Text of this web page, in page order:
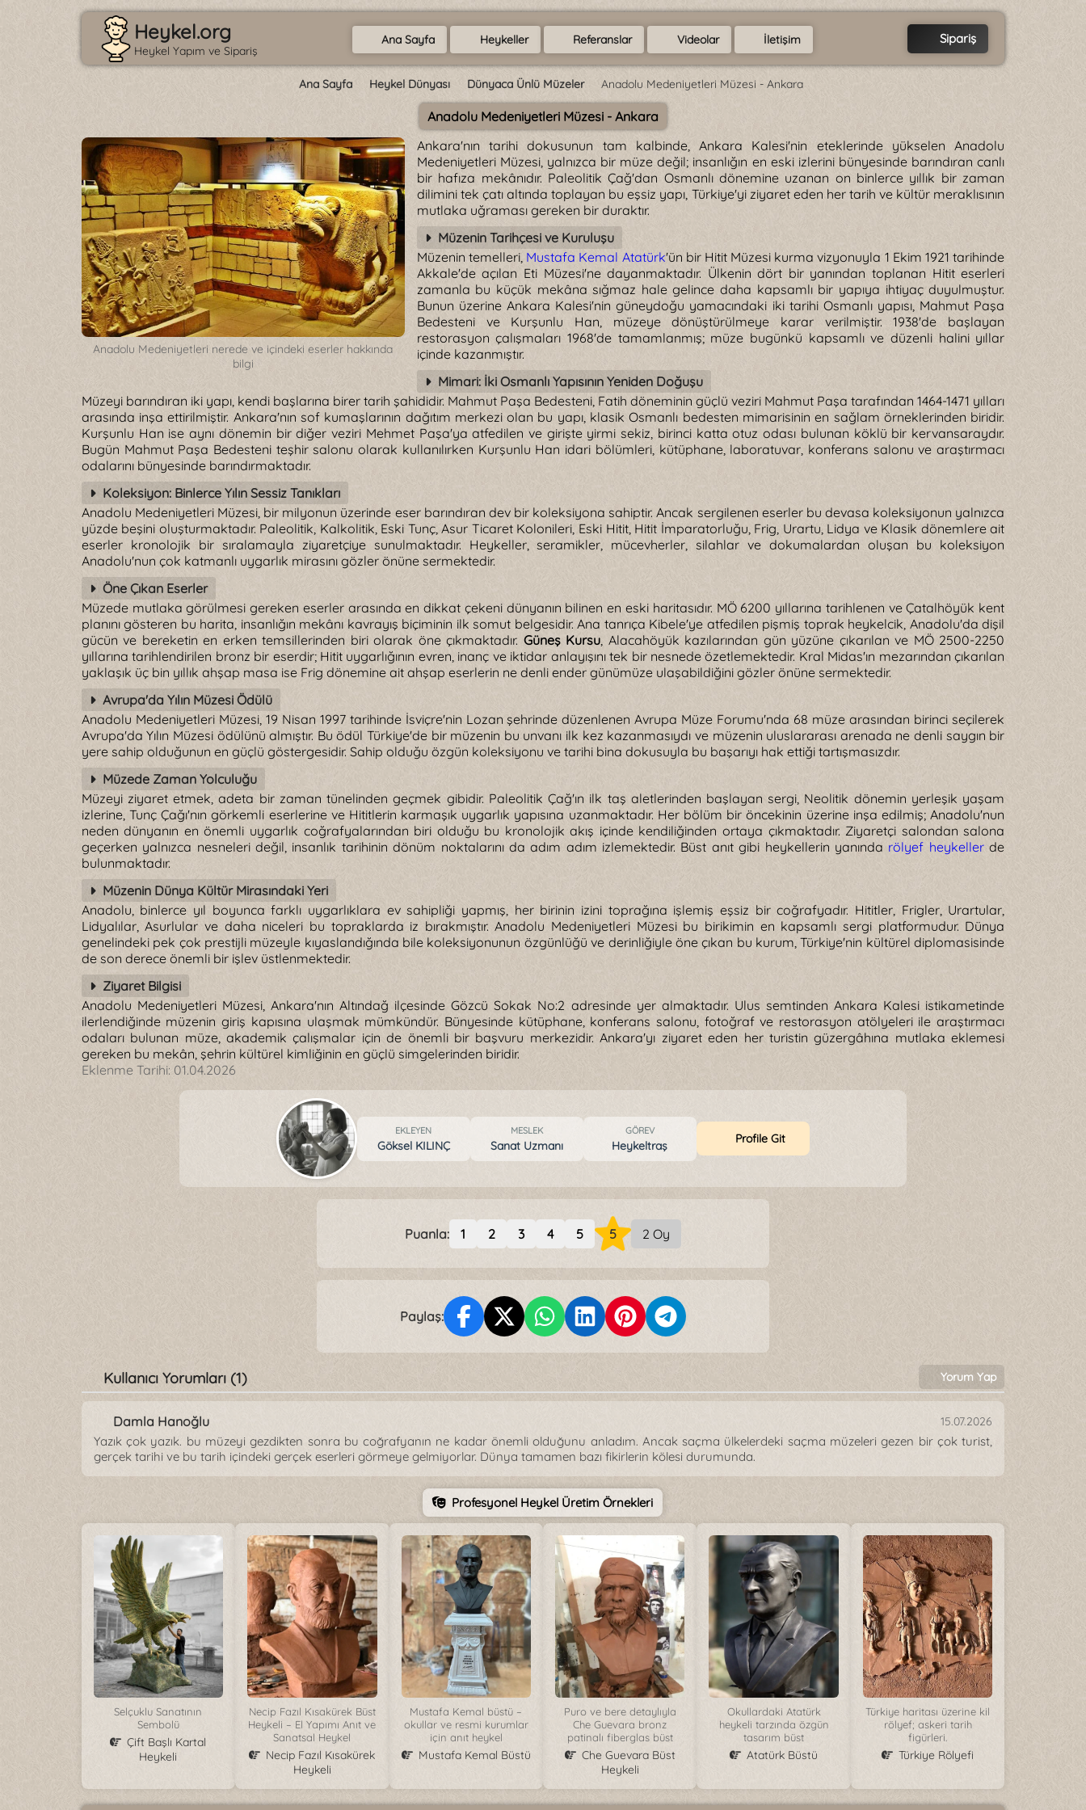
Heykel.org
Heykel Yapım ve Sipariş
Ana Sayfa Heykeller Referanslar Videolar İletişim Sipariş
Ana Sayfa Heykel Dünyası Dünyaca Ünlü Müzeler Anadolu Medeniyetleri Müzesi - Ankara
Anadolu Medeniyetleri Müzesi - Ankara
Anadolu Medeniyetleri nerede ve içindeki eserler hakkında
bilgi
Ankara'nın tarihi dokusunun tam kalbinde, Ankara Kalesi'nin eteklerinde yükselen Anadolu
Medeniyetleri Müzesi, yalnızca bir müze değil; insanlığın en eski izlerini bünyesinde barındıran canlı
bir hafıza mekânıdır. Paleolitik Çağ'dan Osmanlı dönemine uzanan on binlerce yıllık bir zaman
dilimini tek çatı altında toplayan bu eşsiz yapı, Türkiye'yi ziyaret eden her tarih ve kültür meraklısının
mutlaka uğraması gereken bir duraktır.
Müzenin Tarihçesi ve Kuruluşu
Müzenin temelleri, Mustafa Kemal Atatürk'ün bir Hitit Müzesi kurma vizyonuyla 1 Ekim 1921 tarihinde
Akkale'de açılan Eti Müzesi'ne dayanmaktadır. Ülkenin dört bir yanından toplanan Hitit eserleri
zamanla bu küçük mekâna sığmaz hale gelince daha kapsamlı bir yapıya ihtiyaç duyulmuştur.
Bunun üzerine Ankara Kalesi'nin güneydoğu yamacındaki iki tarihi Osmanlı yapısı, Mahmut Paşa
Bedesteni ve Kurşunlu Han, müzeye dönüştürülmeye karar verilmiştir. 1938'de başlayan
restorasyon çalışmaları 1968'de tamamlanmış; müze bugünkü kapsamlı ve düzenli halini yıllar
içinde kazanmıştır.
Mimari: İki Osmanlı Yapısının Yeniden Doğuşu
Müzeyi barındıran iki yapı, kendi başlarına birer tarih şahididir. Mahmut Paşa Bedesteni, Fatih döneminin güçlü veziri Mahmut Paşa tarafından 1464-1471 yılları
arasında inşa ettirilmiştir. Ankara'nın sof kumaşlarının dağıtım merkezi olan bu yapı, klasik Osmanlı bedesten mimarisinin en sağlam örneklerinden biridir.
Kurşunlu Han ise aynı dönemin bir diğer veziri Mehmet Paşa'ya atfedilen ve girişte yirmi sekiz, birinci katta otuz odası bulunan köklü bir kervansaraydır.
Bugün Mahmut Paşa Bedesteni teşhir salonu olarak kullanılırken Kurşunlu Han idari bölümleri, kütüphane, laboratuvar, konferans salonu ve araştırmacı
odalarını bünyesinde barındırmaktadır.
Koleksiyon: Binlerce Yılın Sessiz Tanıkları
Anadolu Medeniyetleri Müzesi, bir milyonun üzerinde eser barındıran dev bir koleksiyona sahiptir. Ancak sergilenen eserler bu devasa koleksiyonun yalnızca
yüzde beşini oluşturmaktadır. Paleolitik, Kalkolitik, Eski Tunç, Asur Ticaret Kolonileri, Eski Hitit, Hitit İmparatorluğu, Frig, Urartu, Lidya ve Klasik dönemlere ait
eserler kronolojik bir sıralamayla ziyaretçiye sunulmaktadır. Heykeller, seramikler, mücevherler, silahlar ve dokumalardan oluşan bu koleksiyon
Anadolu'nun çok katmanlı uygarlık mirasını gözler önüne sermektedir.
Öne Çıkan Eserler
Müzede mutlaka görülmesi gereken eserler arasında en dikkat çekeni dünyanın bilinen en eski haritasıdır. MÖ 6200 yıllarına tarihlenen ve Çatalhöyük kent
planını gösteren bu harita, insanlığın mekânı kavrayış biçiminin ilk somut belgesidir. Ana tanrıça Kibele'ye atfedilen pişmiş toprak heykelcik, Anadolu'da dişil
gücün ve bereketin en erken temsillerinden biri olarak öne çıkmaktadır. Güneş Kursu, Alacahöyük kazılarından gün yüzüne çıkarılan ve MÖ 2500-2250
yıllarına tarihlendirilen bronz bir eserdir; Hitit uygarlığının evren, inanç ve iktidar anlayışını tek bir nesnede özetlemektedir. Kral Midas'ın mezarından çıkarılan
yaklaşık üç bin yıllık ahşap masa ise Frig dönemine ait ahşap eserlerin ne denli ender günümüze ulaşabildiğini gözler önüne sermektedir.
Avrupa'da Yılın Müzesi Ödülü
Anadolu Medeniyetleri Müzesi, 19 Nisan 1997 tarihinde İsviçre'nin Lozan şehrinde düzenlenen Avrupa Müze Forumu'nda 68 müze arasından birinci seçilerek
Avrupa'da Yılın Müzesi ödülünü almıştır. Bu ödül Türkiye'de bir müzenin bu unvanı ilk kez kazanmasıydı ve müzenin uluslararası arenada ne denli saygın bir
yere sahip olduğunun en güçlü göstergesidir. Sahip olduğu özgün koleksiyonu ve tarihi bina dokusuyla bu başarıyı hak ettiği tartışmasızdır.
Müzede Zaman Yolculuğu
Müzeyi ziyaret etmek, adeta bir zaman tünelinden geçmek gibidir. Paleolitik Çağ'ın ilk taş aletlerinden başlayan sergi, Neolitik dönemin yerleşik yaşam
izlerine, Tunç Çağı'nın görkemli eserlerine ve Hititlerin karmaşık uygarlık yapısına uzanmaktadır. Her bölüm bir öncekinin üzerine inşa edilmiş; Anadolu'nun
neden dünyanın en önemli uygarlık coğrafyalarından biri olduğu bu kronolojik akış içinde kendiliğinden ortaya çıkmaktadır. Ziyaretçi salondan salona
geçerken yalnızca nesneleri değil, insanlık tarihinin dönüm noktalarını da adım adım izlemektedir. Büst anıt gibi heykellerin yanında rölyef heykellerde
bulunmaktadır.
Müzenin Dünya Kültür Mirasındaki Yeri
Anadolu, binlerce yıl boyunca farklı uygarlıklara ev sahipliği yapmış, her birinin izini toprağına işlemiş eşsiz bir coğrafyadır. Hititler, Frigler, Urartular,
Lidyalılar, Asurlular ve daha niceleri bu topraklarda iz bırakmıştır. Anadolu Medeniyetleri Müzesi bu birikimin en kapsamlı sergi platformudur. Dünya
genelindeki pek çok prestijli müzeyle kıyaslandığında bile koleksiyonunun özgünlüğü ve derinliğiyle öne çıkan bu kurum, Türkiye'nin kültürel diplomasisinde
de son derece önemli bir işlev üstlenmektedir.
Ziyaret Bilgisi
Anadolu Medeniyetleri Müzesi, Ankara'nın Altındağ ilçesinde Gözcü Sokak No:2 adresinde yer almaktadır. Ulus semtinden Ankara Kalesi istikametinde
ilerlendiğinde müzenin giriş kapısına ulaşmak mümkündür. Bünyesinde kütüphane, konferans salonu, fotoğraf ve restorasyon atölyeleri ile araştırmacı
odaları bulunan müze, akademik çalışmalar için de önemli bir başvuru merkezidir. Ankara'yı ziyaret eden her turistin güzergâhına mutlaka eklemesi
gereken bu mekân, şehrin kültürel kimliğinin en güçlü simgelerinden biridir.
Eklenme Tarihi: 01.04.2026
EKLEYEN
Göksel KILINÇ
MESLEK
Sanat Uzmanı
GÖREV
Heykeltraş Profile Git
Puanla: 1 2 3 4 5 5 2 Oy
Paylaş:
Kullanıcı Yorumları (1) Yorum Yap
Damla Hanoğlu 15.07.2026
Yazık çok yazık. bu müzeyi gezdikten sonra bu coğrafyanın ne kadar önemli olduğunu anladım. Ancak saçma ülkelerdeki saçma müzeleri gezen bir çok turist,
gerçek tarihi ve bu tarih içindeki gerçek eserleri görmeye gelmiyorlar. Dünya tamamen bazı fikirlerin kölesi durumunda.
Profesyonel Heykel Üretim Örnekleri
Selçuklu Sanatının
Sembolü
Çift Başlı Kartal
Heykeli
Necip Fazıl Kısakürek Büst
Heykeli – El Yapımı Anıt ve
Sanatsal Heykel
Necip Fazıl Kısakürek
Heykeli
Mustafa Kemal büstü –
okullar ve resmi kurumlar
için anıt heykel
Mustafa Kemal Büstü
Puro ve bere detaylıyla
Che Guevara bronz
patinalı fiberglas büst
Che Guevara Büst
Heykeli
Okullardaki Atatürk
heykeli tarzında özgün
tasarım büst
Atatürk Büstü
Türkiye haritası üzerine kil
rölyef; askeri tarih
figürleri.
Türkiye Rölyefi